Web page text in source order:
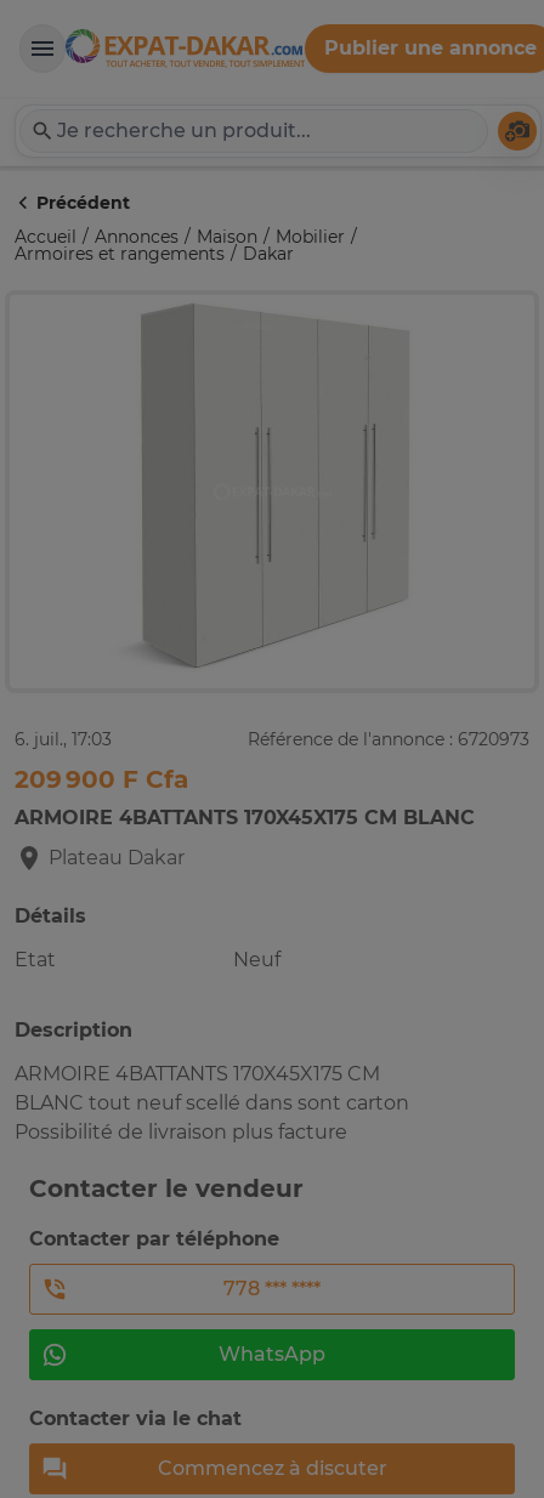
Expat-Dakar
Publier une annonce
Précédent
Accueil
Annonces Maison Mobilier
Armoires et rangements Dakar
6. juil., 17:03 Référence de l'annonce : 6720973
209 900 F Cfa
ARMOIRE 4BATTANTS 170X45X175 CM BLANC
Plateau Dakar
Détails
Etat
Neuf
Description
ARMOIRE 4BATTANTS 170X45X175 CM
BLANC tout neuf scellé dans sont carton
Possibilité de livraison plus facture
Contacter le vendeur
Contacter par téléphone
778 *** ****
WhatsApp
Contacter via le chat
Commencez à discuter